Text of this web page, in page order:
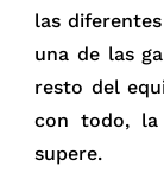
las
una de las
resto del
con todo,
supere.